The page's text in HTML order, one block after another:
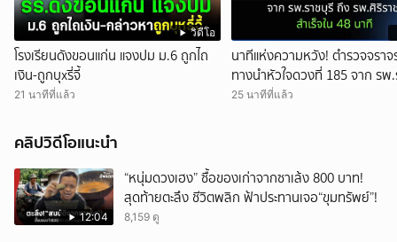
วิดีโอ
โรงเรียนดังขอนแก่น แจงปม ม.6 ถูกไถ
เงิน-ถูกบุxรี่จี้
21 นาทีที่แล้ว
นาทีแห่งความหวัง! ตำรวจจราจ
ทางนำหัวใจดวงที่ 185 จาก รพ
ถึง รพ.ศิริราช สำเร็จใน 48 นาที
25 นาทีที่แล้ว
คลิปวิดีโอแนะนำ
12:04
“หนุ่มดวงเฮง” ซื้อของเก่าจากซาเล้ง 800 บาท!
สุดท้ายตะลึง ชีวิตพลิก ฟ้าประทานเจอ“ขุมทรัพย์”!
8,159 ดู